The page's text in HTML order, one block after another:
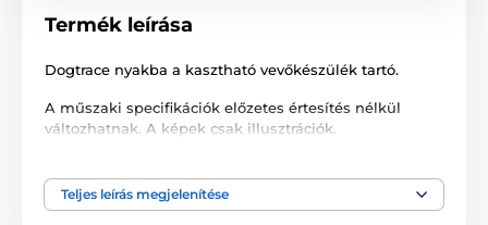
Termék leírása
Dogtrace nyakba a kasztható vevőkészülék tartó.
A műszaki specifikációk előzetes értesítés nélkül
változhatnak. A képek csak illusztrációk.
A termék a következő kategóriákba sorolt
Teljes leírás megjelenítése